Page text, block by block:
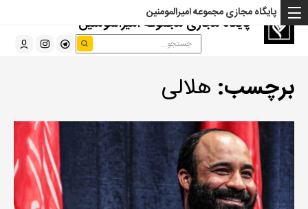
پایگاه مجازی مجموعه امیرالمومنین
پایگاه مجازی مجموعه امیرالمومنین
برچسب: هلالی